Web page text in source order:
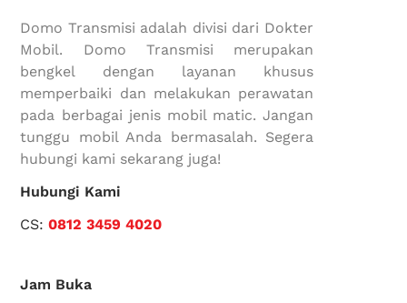
Domo Transmisi adalah divisi dari Dokter
Mobil. Domo Transmisi merupakan
bengkel dengan layanan khusus
memperbaiki dan melakukan perawatan
pada berbagai jenis mobil matic. Jangan
tunggu mobil Anda bermasalah. Segera
hubungi kami sekarang juga!
Hubungi Kami
CS:0812 3459 4020
Jam Buka